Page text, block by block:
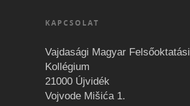
KAPCSOLAT
Vajdasági Magyar Felsőoktatási
Kollégium
21000 Újvidék
Vojvode Mišića 1.